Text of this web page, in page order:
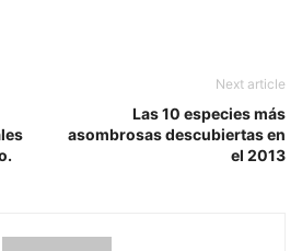
Next article
Las 10 especies más
asombrosas descubiertas en
el 2013